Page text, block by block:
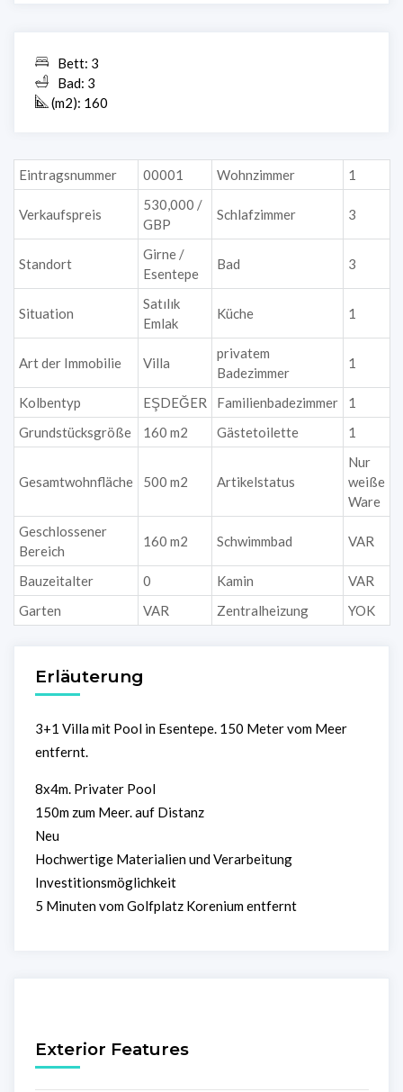
Bett: 3
Bad: 3
(m2): 160
Eintragsnummer 00001 Wohnzimmer 1
Verkaufspreis
530,000 /
GBP
Schlafzimmer 3
Standort
Girne /
Esentepe
Bad 3
Situation
Satılık
Emlak
Küche 1
Art der Immobilie Villa
privatem
Badezimmer
1
Kolbentyp EŞDEĞER Familienbadezimmer
1
Grundstücksgröße
160 m2 Gästetoilette 1
Gesamtwohnfläche 500 m2 Artikelstatus
Nur
weiße
Ware
Geschlossener
Bereich
160 m2 Schwimmbad VAR
Bauzeitalter 0 Kamin
VAR
Garten
VAR Zentralheizung YOK
Erläuterung
3+1 Villa mit Pool in Esentepe. 150 Meter vom Meer
entfernt.
8x4m. Privater Pool
150m zum Meer. auf Distanz
Neu
Hochwertige Materialien und Verarbeitung
Investitionsmöglichkeit
5 Minuten vom Golfplatz Korenium entfernt
Exterior Features